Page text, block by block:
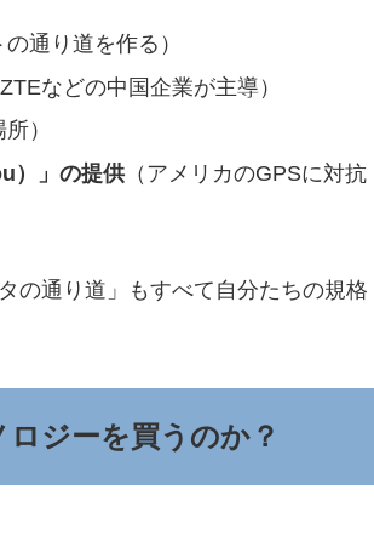
通り道を作る）
などの中国企業が主導）
）
）」の提供（アメリカのGPSに対抗
の通り道」もすべて自分たちの規格
ジーを買うのか？